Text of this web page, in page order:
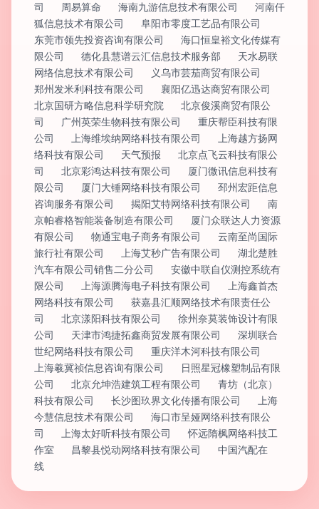
司
周易算命 海南九游信息技术有限公司
河南仟
狐信息技术有限公司
阜阳市零度工艺品有限公司
东莞市领先投资咨询有限公司
海口恒皇裕文化传媒有
限公司
德化县慧谱云汇信息技术服务部
天水易联
网络信息技术有限公司
义乌市芸茄商贸有限公司
郑州发米利科技有限公司
襄阳亿迅达商贸有限公司
北京国研方略信息科学研究院
北京俊溪商贸有限公
司
广州英荣生物科技有限公司
重庆帮臣科技有限
公司
上海维埃纳网络科技有限公司
上海越方扬网
络科技有限公司
天气预报
北京点飞云科技有限公
司
北京彩鸿达科技有限公司
厦门微讯信息科技有
限公司
厦门大锤网络科技有限公司
邳州宏距信息
咨询服务有限公司
揭阳艾特网络科技有限公司
南
京帕睿格智能装备制造有限公司
厦门众联达人力资源
有限公司
物通宝电子商务有限公司
云南至尚国际
旅行社有限公司
上海艾秒广告有限公司
湖北楚胜
汽车有限公司销售二分公司
安徽中联自仪测控系统有
限公司
上海源腾海电子科技有限公司
上海鑫首杰
网络科技有限公司
获嘉县汇顺网络技术有限责任公
司
北京漾阳科技有限公司
徐州奈莫装饰设计有限
公司
天津市鸿捷拓鑫商贸发展有限公司
深圳联合
世纪网络科技有限公司
重庆洋木河科技有限公司
上海羲冀祯信息咨询有限公司
日照星冠橡塑制品有限
公司
北京允坤浩建筑工程有限公司
青坊（北京）
科技有限公司
长沙图玖界文化传播有限公司
上海
今慧信息技术有限公司
海口市呈娅网络科技有限公
司
上海太好听科技有限公司
怀远隋枫网络科技工
作室
昌黎县悦动网络科技有限公司
中国汽配在
线